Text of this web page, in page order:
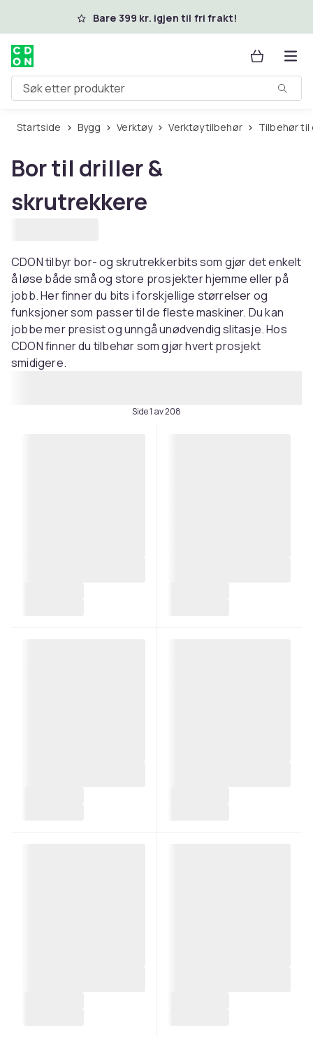
Hopp til hovedinnholdBare 399 kr. igjen til fri frakt!
Søk etter produkter
Startside Bygg Verktøy Verktøytilbehør Tilbehør
Bor til driller &
skrutrekkere
CDON tilbyr bor- og skrutrekkerbits som gjør det enkelt
å løse både små og store prosjekter hjemme eller på
jobb. Her finner du bits i forskjellige størrelser og
funksjoner som passer til de fleste maskiner. Du kan
jobbe mer presist og unngå unødvendig slitasje. Hos
CDON finner du tilbehør som gjør hvert prosjekt
smidigere.
Side 1 av 208